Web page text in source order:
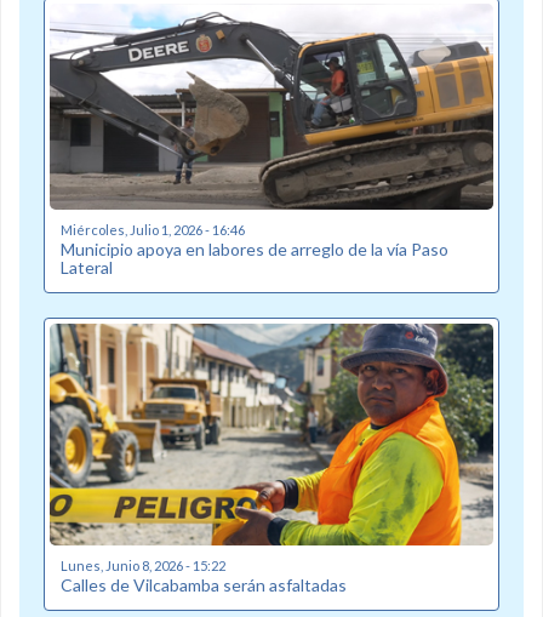
Miércoles, Julio 1, 2026 - 16:46
Municipio apoya en labores de arreglo de la vía Paso
Lateral
Lunes, Junio 8, 2026 - 15:22
Calles de Vilcabamba serán asfaltadas